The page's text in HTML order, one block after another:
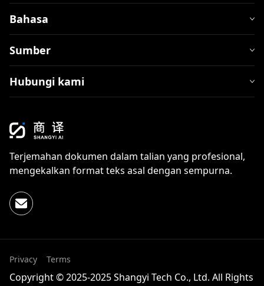
Bahasa
Sumber
Hubungi kami
Terjemahan dokumen dalam talian yang profesional,
mengekalkan format teks asal dengan sempurna.
Privacy Terms
Copyright © 2025-2025 Shangyi Tech Co., Ltd. All Rights